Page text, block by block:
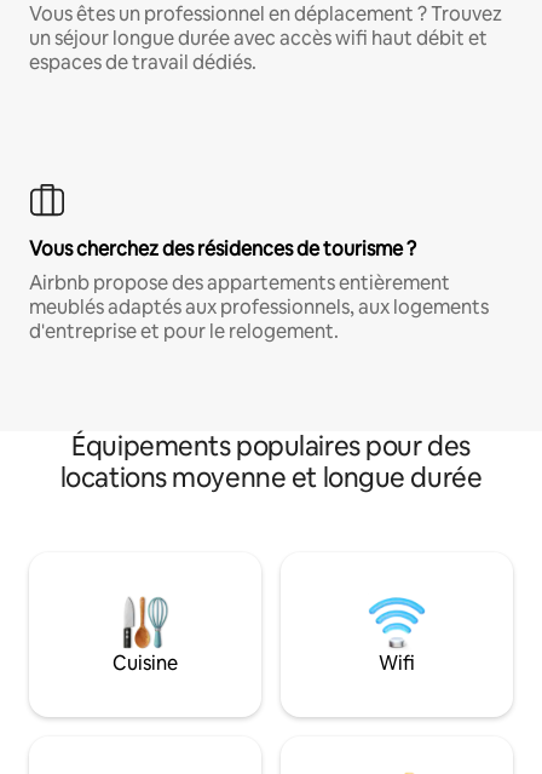
Vous êtes un professionnel en déplacement ? Trouvez
un séjour longue durée avec accès wifi haut débit et
espaces de travail dédiés.
Vous cherchez des résidences de tourisme ?
Airbnb propose des appartements entièrement
meublés adaptés aux professionnels, aux logements
d'entreprise et pour le relogement.
Équipements populaires pour des
locations moyenne et longue durée
Cuisine Wifi